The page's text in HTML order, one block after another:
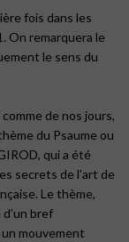
fois dans les
On remarquera le
le sens du
de nos jours,
du Psaume ou
qui a été
secrets de l’art de
Le thème,
bref
mouvement